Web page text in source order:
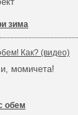
зима
Как? (видео)
момичета!
обем